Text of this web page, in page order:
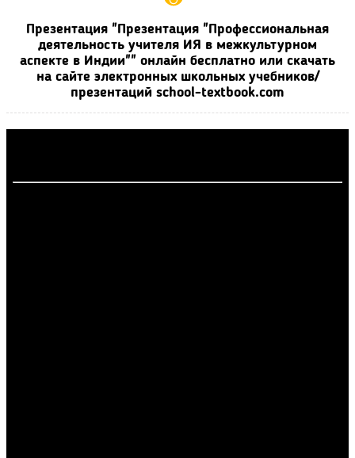
Презентация "Презентация "Профессиональная
деятельность учителя ИЯ в межкультурном
аспекте в Индии"" онлайн бесплатно или скачать
на сайте электронных школьных учебников/
презентаций school-textbook.com